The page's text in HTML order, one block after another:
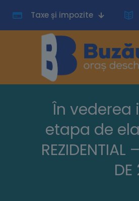
Taxe și impozite
În vederea
etapa de
REZIDENTIAL
DE